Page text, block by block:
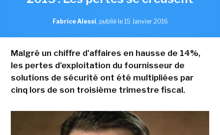
Fabrice Alessi, publié le 15 Janvier 2016
Malgré un chiffre d'affaires en hausse de 14%,
les pertes d'exploitation du fournisseur de
solutions de sécurité ont été multipliées par
cinq lors de son troisième trimestre fiscal.